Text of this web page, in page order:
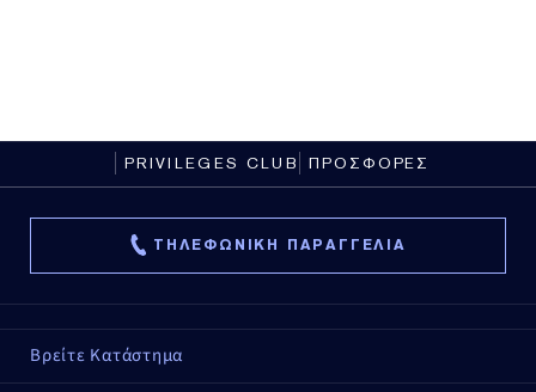
PRIVILEGES CLUB ΠΡΟΣΦΟΡΕΣ
ΤΗΛΕΦΩΝΙΚΗ ΠΑΡΑΓΓΕΛΙΑ
Βρείτε Κατάστημα